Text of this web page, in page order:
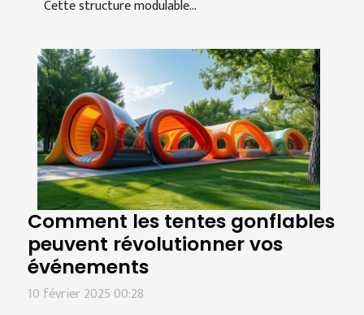
Cette structure modulable...
Comment les tentes gonflables
peuvent révolutionner vos
événements
10 février 2025 00:28